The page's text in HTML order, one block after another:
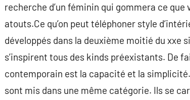
recherche d’un féminin qui gommera ce
atouts.Ce qu’on peut téléphoner style
développés dans la deuxième moitié du xxe
s’inspirent tous des kinds préexistants. De
contemporain est la capacité et la
sont mis dans une même catégorie. Ils se